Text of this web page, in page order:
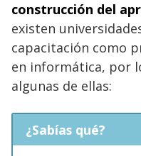
construcción del
existen
capacitación como
en informática, por
algunas de ellas:
¿Sabías qué?